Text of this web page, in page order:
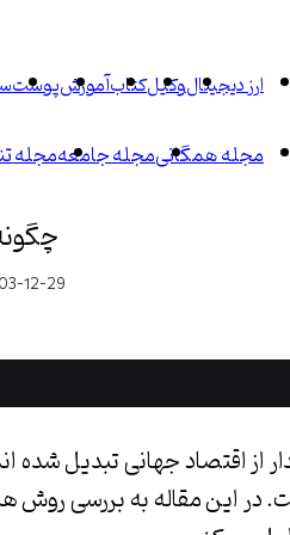
ارز دیجیتالوکیلکتابآموزشپوست
مجله همگانیمجله جامعهمجله
12-29
از اقتصاد جهانی تبدیل
در این مقاله به بررسی روش